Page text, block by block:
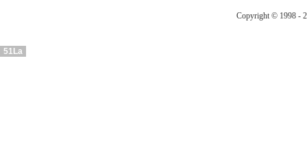
Copyright © 1998 -
51La